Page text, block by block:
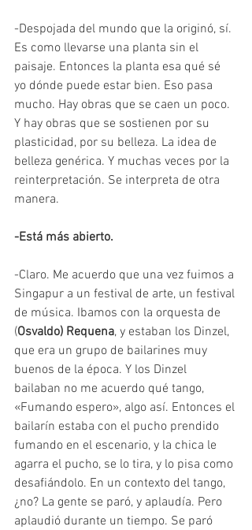
-Despojada del mundo que la originó, sí.
Es como llevarse una planta sin el
paisaje. Entonces la planta esa qué sé
yo dónde puede estar bien. Eso pasa
mucho. Hay obras que se caen un poco.
Y hay obras que se sostienen por su
plasticidad, por su belleza. La idea de
belleza genérica. Y muchas veces por la
reinterpretación. Se interpreta de otra
manera.
-Está más abierto.
-Claro. Me acuerdo que una vez fuimos a
Singapur a un festival de arte, un festival
de música. Ibamos con la orquesta de
(Osvaldo) Requena, y estaban los Dinzel,
que era un grupo de bailarines muy
buenos de la época. Y los Dinzel
bailaban no me acuerdo qué tango,
«Fumando espero», algo así. Entonces el
bailarín estaba con el pucho prendido
fumando en el escenario, y la chica le
agarra el pucho, se lo tira, y lo pisa como
desafiándolo. En un contexto del tango,
¿no? La gente se paró, y aplaudía. Pero
aplaudió durante un tiempo. Se paró